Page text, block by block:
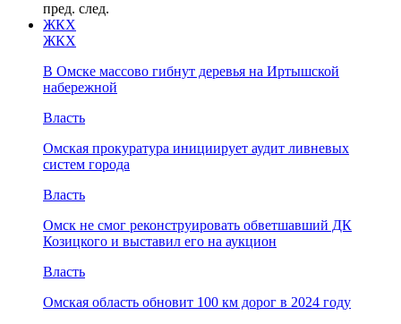
пред. след.
ЖКХ
ЖКХ
В Омске массово гибнут деревья на Иртышской
набережной
Власть
Омская прокуратура инициирует аудит ливневых
систем города
Власть
Омск не смог реконструировать обветшавший ДК
Козицкого и выставил его на аукцион
Власть
Омская область обновит 100 км дорог в 2024 году